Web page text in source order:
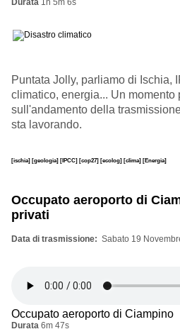
Durata 1h 5m 6s
Puntata Jolly, parliamo di Ischia,
climatico, energia... Un momento
sull'andamento della
sta lavorando.
[ischia] [geologia] [IPCC] [cop27] [ecolog] [clima] [Energia]
Occupato aeroporto di
privati
Data di trasmissione Sabato 19
Occupato aeroporto di Ciampino
Durata 6m 47s